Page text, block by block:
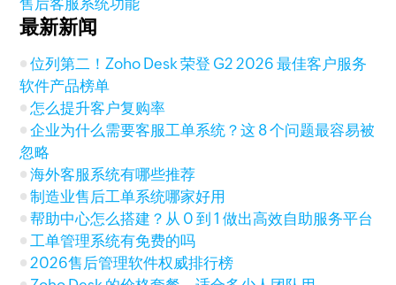
最新新闻
位列第二！Zoho Desk 荣登 G2 2026 最佳客户服务
软件产品榜单
怎么提升客户复购率
企业为什么需要客服工单系统？这 8 个问题最容易被
忽略
海外客服系统有哪些推荐
制造业售后工单系统哪家好用
帮助中心怎么搭建？从 0 到 1 做出高效自助服务平台
工单管理系统有免费的吗
2026售后管理软件权威排行榜